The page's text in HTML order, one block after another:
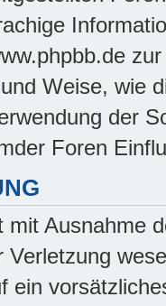
Weise, wie
der
Foren
mit Ausnahme
Verletzung
ein